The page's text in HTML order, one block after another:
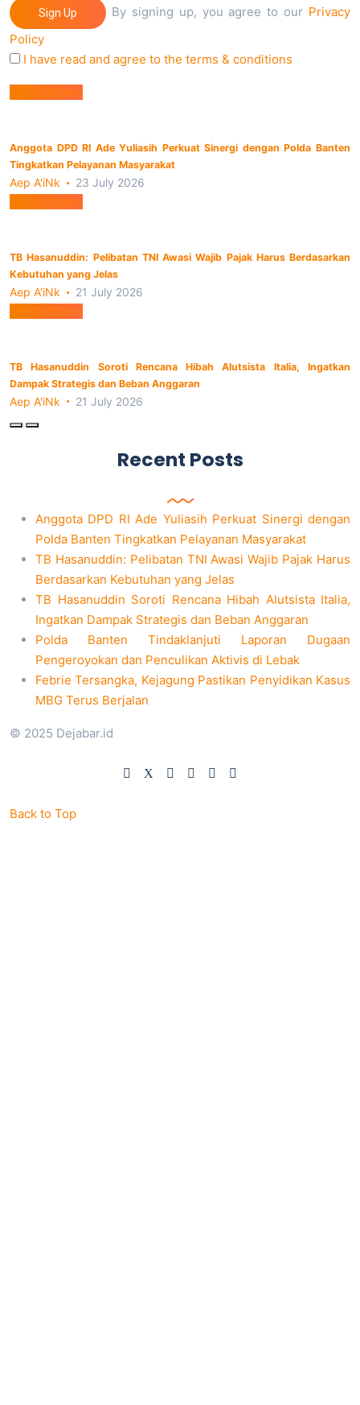
Sign Up By signing up, you agree to our Privacy
Policy
I have read and agree to the terms & conditions
Berita Utama
Anggota DPD RI Ade Yuliasih Perkuat Sinergi dengan Polda Banten
Tingkatkan Pelayanan Masyarakat
Aep A'iNk 23 July 2026
Berita Utama
TB Hasanuddin: Pelibatan TNI Awasi Wajib Pajak Harus Berdasarkan
Kebutuhan yang Jelas
Aep A'iNk 21 July 2026
Berita Utama
TB Hasanuddin Soroti Rencana Hibah Alutsista Italia, Ingatkan
Dampak Strategis dan Beban Anggaran
Aep A'iNk 21 July 2026
Recent Posts
Anggota DPD RI Ade Yuliasih Perkuat Sinergi dengan
Polda Banten Tingkatkan Pelayanan Masyarakat
TB Hasanuddin: Pelibatan TNI Awasi Wajib Pajak Harus
Berdasarkan Kebutuhan yang Jelas
TB Hasanuddin Soroti Rencana Hibah Alutsista Italia,
Ingatkan Dampak Strategis dan Beban Anggaran
Polda Banten Tindaklanjuti Laporan Dugaan
Pengeroyokan dan Penculikan Aktivis di Lebak
Febrie Tersangka, Kejagung Pastikan Penyidikan Kasus
MBG Terus Berjalan
© 2025 Dejabar.id
Back to Top